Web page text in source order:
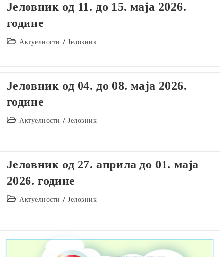
Јеловник од 11. до 15. маја 2026.
године
PostАктуелности / Јеловник
Јеловник од 04. до 08. маја 2026.
године
PostАктуелности / Јеловник
Јеловник од 27. априла до 01. маја
2026. године
PostАктуелности / Јеловник